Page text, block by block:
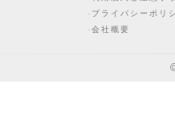
プライバシーポリ
会社概要